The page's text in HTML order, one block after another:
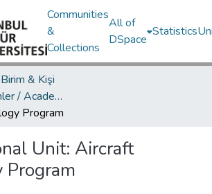
Communities
&
Collections
All of
DSpace
Statistics
& Kişi
Akademik Birimler / Academic Units
Program
Unit: Aircraft
Program